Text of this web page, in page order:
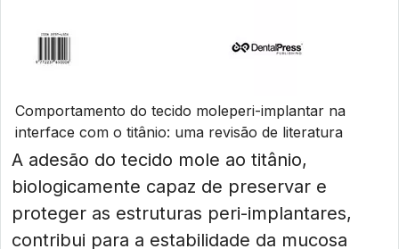
Comportamento do tecido moleperi-implantar na
interface com o titânio: uma revisão de literatura
A adesão do tecido mole ao titânio,
biologicamente capaz de preservar e
proteger as estruturas peri-implantares,
contribui para a estabilidade da mucosa